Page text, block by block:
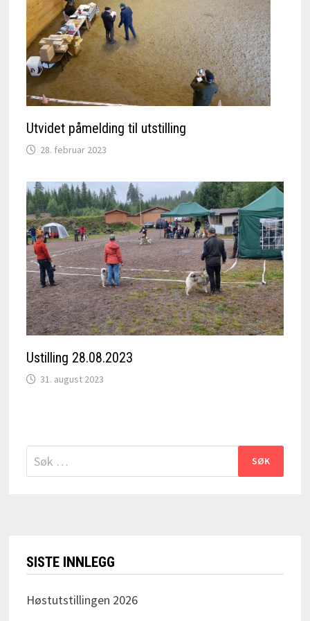
Utvidet påmelding til utstilling
28. februar 2023
Ustilling 28.08.2023
31. august 2023
Søk
etter:
SISTE INNLEGG
Høstutstillingen 2026